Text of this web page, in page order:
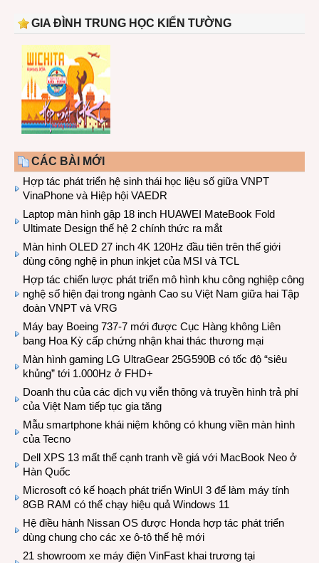
GIA ĐÌNH TRUNG HỌC KIẾN TƯỜNG
CÁC BÀI MỚI
Hợp tác phát triển hệ sinh thái học liệu số giữa VNPT
VinaPhone và Hiệp hội VAEDR
Laptop màn hình gập 18 inch HUAWEI MateBook Fold
Ultimate Design thế hệ 2 chính thức ra mắt
Màn hình OLED 27 inch 4K 120Hz đầu tiên trên thế giới
dùng công nghệ in phun inkjet của MSI và TCL
Hợp tác chiến lược phát triển mô hình khu công nghiệp công
nghệ số hiện đại trong ngành Cao su Việt Nam giữa hai Tập
đoàn VNPT và VRG
Máy bay Boeing 737-7 mới được Cục Hàng không Liên
bang Hoa Kỳ cấp chứng nhận khai thác thương mại
Màn hình gaming LG UltraGear 25G590B có tốc độ “siêu
khủng” tới 1.000Hz ở FHD+
Doanh thu của các dịch vụ viễn thông và truyền hình trả phí
của Việt Nam tiếp tục gia tăng
Mẫu smartphone khái niệm không có khung viền màn hình
của Tecno
Dell XPS 13 mất thế cạnh tranh về giá với MacBook Neo ở
Hàn Quốc
Microsoft có kế hoạch phát triển WinUI 3 để làm máy tính
8GB RAM có thể chạy hiệu quả Windows 11
Hệ điều hành Nissan OS được Honda hợp tác phát triển
dùng chung cho các xe ô-tô thế hệ mới
21 showroom xe máy điện VinFast khai trương tại